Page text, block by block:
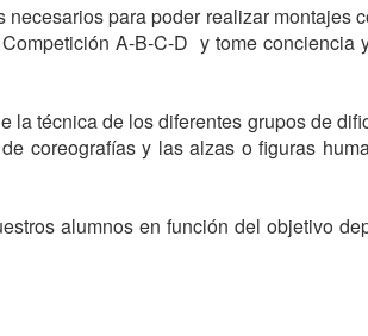
para poder realizar montajes
A-B-C-D  y tome conciencia
la técnica de los diferentes grupos de
coreografías y las alzas o figuras
alumnos en función del objetivo